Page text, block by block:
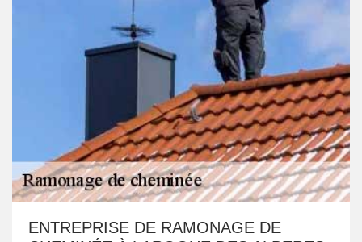
ENTREPRISE DE RAMONAGE DE